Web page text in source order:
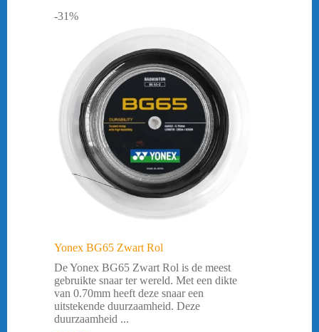
-31%
Yonex BG65 Zwart Rol
De Yonex BG65 Zwart Rol is de meest
gebruikte snaar ter wereld. Met een dikte
van 0.70mm heeft deze snaar een
uitstekende duurzaamheid. Deze
duurzaamheid ...